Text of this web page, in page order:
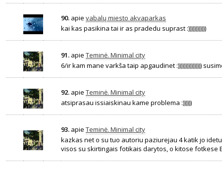
90. apie vabalų miesto akvaparkas
kai kas pasikina tai ir as pradedu suprast :))))))))))))
91. apie Teminė. Minimal city
6/ir kam mane varkša taip apgaudinet :))))))))))))))))
92. apie Teminė. Minimal city
atsiprasau issiaiskinau kame problema :))))))
93. apie Teminė. Minimal city
kazkas net o su tuo autoriu paziurejau 4 katik jo
visos su skirtingais fotikais darytos, o kitose fotkese